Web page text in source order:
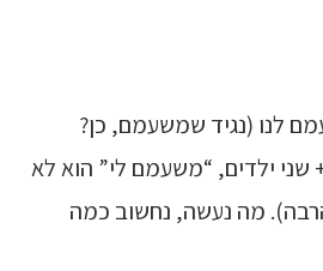
לנו (נגיד שמשעמם, כן?
ילדים, “משעמם לי” הוא לא
הרבה). מה נעשה, נחשוב כמה